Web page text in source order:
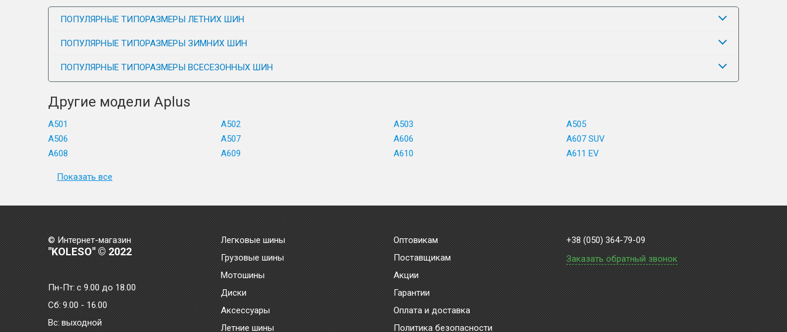
ПОПУЛЯРНЫЕ ТИПОРАЗМЕРЫ ЛЕТНИХ ШИН
ПОПУЛЯРНЫЕ ТИПОРАЗМЕРЫ ЗИМНИХ ШИН
ПОПУЛЯРНЫЕ ТИПОРАЗМЕРЫ ВСЕСЕЗОННЫХ ШИН
Другие модели Aplus
A501 A502 A503
A505
A506
A507 A606
A607 SUV
A608
A609 A610 A611 EV
Показать все
© Интернет-магазин
"KOLESO" © 2022
Пн-Пт:с 9.00 до 18.00
Сб: 9.00 - 16.00
Bc: выходной
Легковые шины
Грузовые шины
Мотошины
Диски
Аксессуары
Летние шины
Оптовикам
Поставщикам
Акции
Гарантии
Оплата и доставка
Политика безопасности
+38 (050) 364-79-09
Заказать обратный звонок